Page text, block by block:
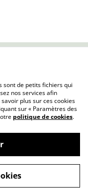
de cookies
by
sont de petits fichiers qui
nos services afin
plus sur ces cookies
sur « Paramètres des
politique de cookies.